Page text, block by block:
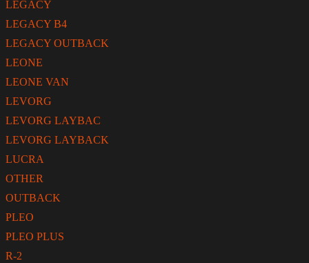
LEGACY
LEGACY B4
LEGACY OUTBACK
LEONE
LEONE VAN
LEVORG
LEVORG LAYBAC
LEVORG LAYBACK
LUCRA
OTHER
OUTBACK
PLEO
PLEO PLUS
R-2